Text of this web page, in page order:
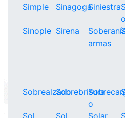
Simple
SinagogaSiniestra
o
Sinople Sirena
armas
SobrealzadoSobrebrisura
o
Sol Sol Solar